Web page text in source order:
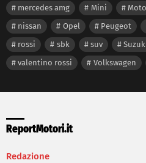
mercedes amg
Mini
nissan
Opel Peugeot
rossi
sbk suv
valentino rossi
Volkswagen
ReportMotori.it
Redazione